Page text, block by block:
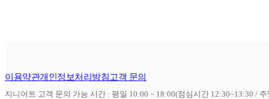
이용약관개인정보처리방침고객 문의
지니어트 고객 문의 가능 시간 : 평일 10:00 ~ 18:00(점심시간 12:30~13:30 /